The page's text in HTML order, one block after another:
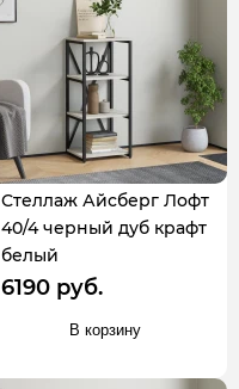
Стеллаж Айсберг Лофт
40/4 черный дуб крафт
белый
6190 руб.
В корзину